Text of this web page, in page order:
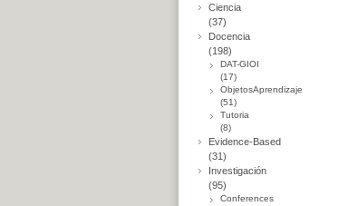
Ciencia
(37)
Docencia
(198)
DAT-GIOI
(17)
ObjetosAprendizaje
(51)
Tutoria
(8)
Evidence-Based
(31)
Investigación
(95)
Conferences